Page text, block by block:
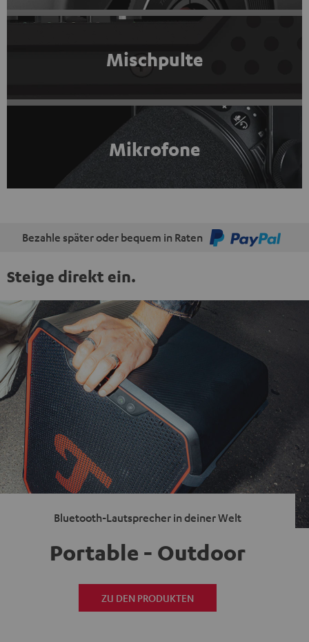
Mischpulte
Mikrofone
Bezahle später oder bequem in Raten
Steige direkt ein.
Bluetooth-Lautsprecher in deiner Welt
Portable - Outdoor
ZU DEN PRODUKTEN